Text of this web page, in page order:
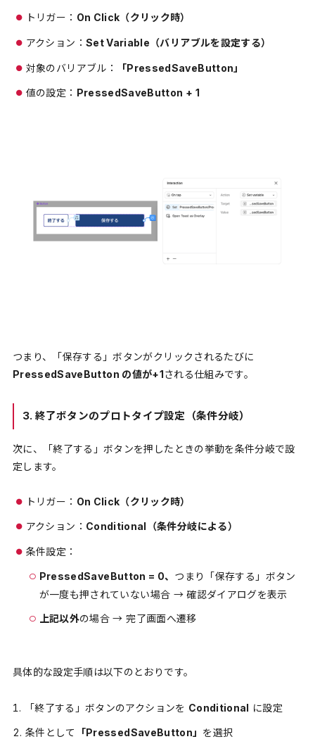
トリガー： On Click（クリック時）
アクション： Set Variable（バリアブルを設定する）
対象のバリアブル： 「PressedSaveButton」
値の設定： PressedSaveButton + 1
つまり、「保存する」ボタンがクリックされるたびに
PressedSaveButton の値が+1される仕組みです。
3. 終了ボタンのプロトタイプ設定（条件分岐）
次に、「終了する」ボタンを押したときの挙動を条件分岐で設
定します。
トリガー： On Click（クリック時）
アクション： Conditional（条件分岐による）
条件設定：
PressedSaveButton = 0、 つまり「保存する」ボタン
が一度も押されていない場合 → 確認ダイアログを表示
上記以外の場合 → 完了画面へ遷移
具体的な設定手順は以下のとおりです。
「終了する」ボタンのアクションを Conditional に設定
条件として 「PressedSaveButton」 を選択